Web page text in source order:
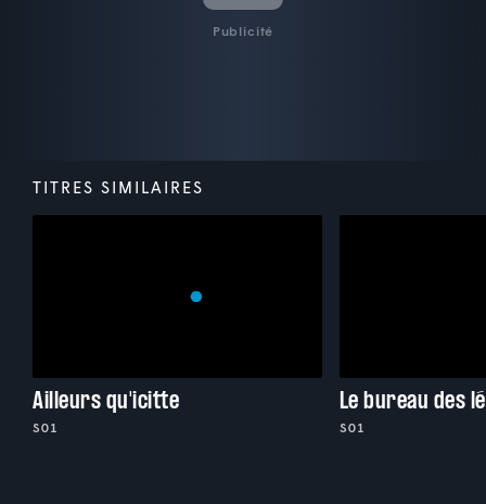
Publicité
TITRES SIMILAIRES
Ailleurs qu'icitte
S01
Le bureau des
S01